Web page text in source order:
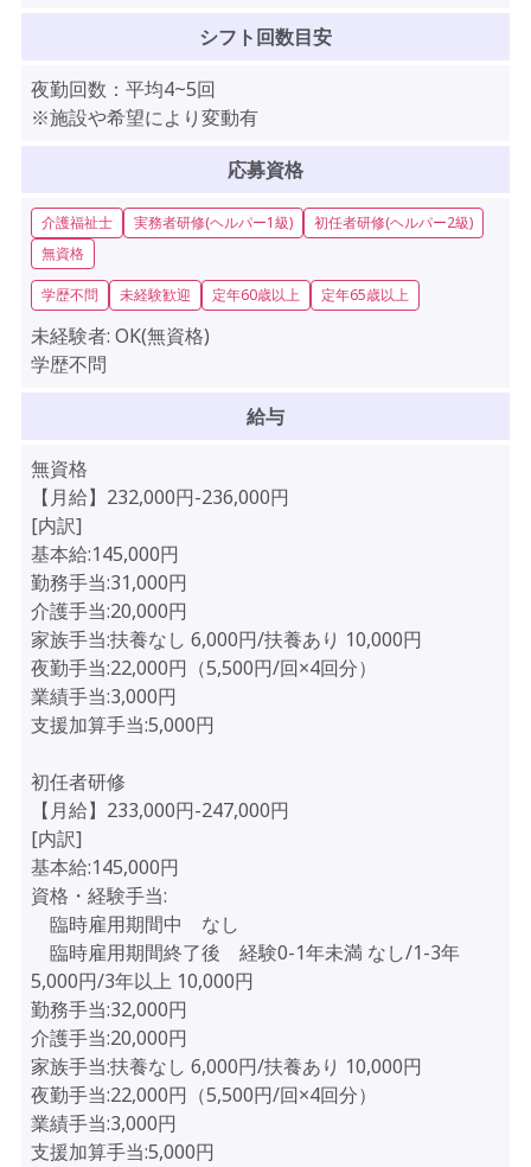
シフト回数目安
夜勤回数：平均4~5回
※施設や希望により変動有
応募資格
介護福祉士 実務者研修(ヘルパー1級)
初任者研修(ヘルパー2級)
無資格
学歴不問 未経験歓迎 定年60歳以上 定年65歳以上
未経験者: OK(無資格)
学歴不問
給与
無資格
【月給】232,000円-236,000円
[内訳]
基本給:145,000円
勤務手当:31,000円
介護手当:20,000円
家族手当:扶養なし 6,000円/扶養あり 10,000円
夜勤手当:22,000円（5,500円/回×4回分）
業績手当:3,000円
支援加算手当:5,000円
初任者研修
【月給】233,000円-247,000円
[内訳]
基本給:145,000円
資格・経験手当:
臨時雇用期間中 なし
臨時雇用期間終了後 経験0-1年未満 なし/1-3年
5,000円/3年以上 10,000円
勤務手当:32,000円
介護手当:20,000円
家族手当:扶養なし 6,000円/扶養あり 10,000円
夜勤手当:22,000円（5,500円/回×4回分）
業績手当:3,000円
支援加算手当:5,000円